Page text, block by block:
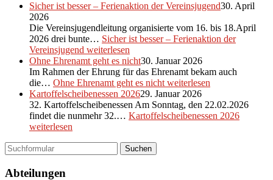
Sicher ist besser – Ferienaktion der Vereinsjugend30. April
2026
Die Vereinsjugendleitung organisierte vom 16. bis 18.April
2026 drei bunte… Sicher ist besser – Ferienaktion der
Vereinsjugend weiterlesen
Ohne Ehrenamt geht es nicht30. Januar 2026
Im Rahmen der Ehrung für das Ehrenamt bekam auch
die… Ohne Ehrenamt geht es nicht weiterlesen
Kartoffelscheibenessen 202629. Januar 2026
32. Kartoffelscheibenessen Am Sonntag, den 22.02.2026
findet die nunmehr 32.… Kartoffelscheibenessen 2026
weiterlesen
Suchen
Abteilungen